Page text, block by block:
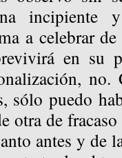
incipiente y
a celebrar
en su
no.
sólo puedo
otra de
antes y de